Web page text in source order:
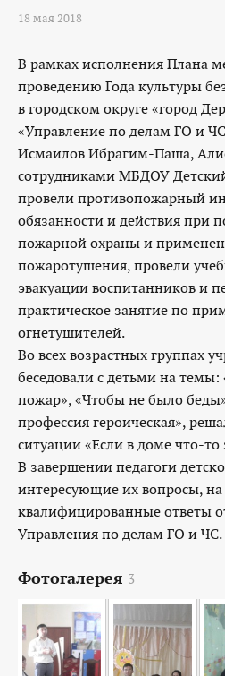
18 мая 2018
В рамках исполнения Плана
проведению Года культуры
в городском округе «город
«Управление по делам ГО и
Исмаилов Ибрагим-Паша,
сотрудниками МБДОУ
провели противопожарный
обязанности и действия при
пожарной охраны и
пожаротушения, провели
эвакуации воспитанников и
практическое занятие по
огнетушителей.
Во всех возрастных группах
беседовали с детьми на темы:
пожар», «Чтобы не было
профессия героическая»,
ситуации «Если в доме что-то
В завершении педагоги
интересующие их вопросы,
квалифицированные ответы
Управления по делам ГО и ЧС.
Фотогалерея 3